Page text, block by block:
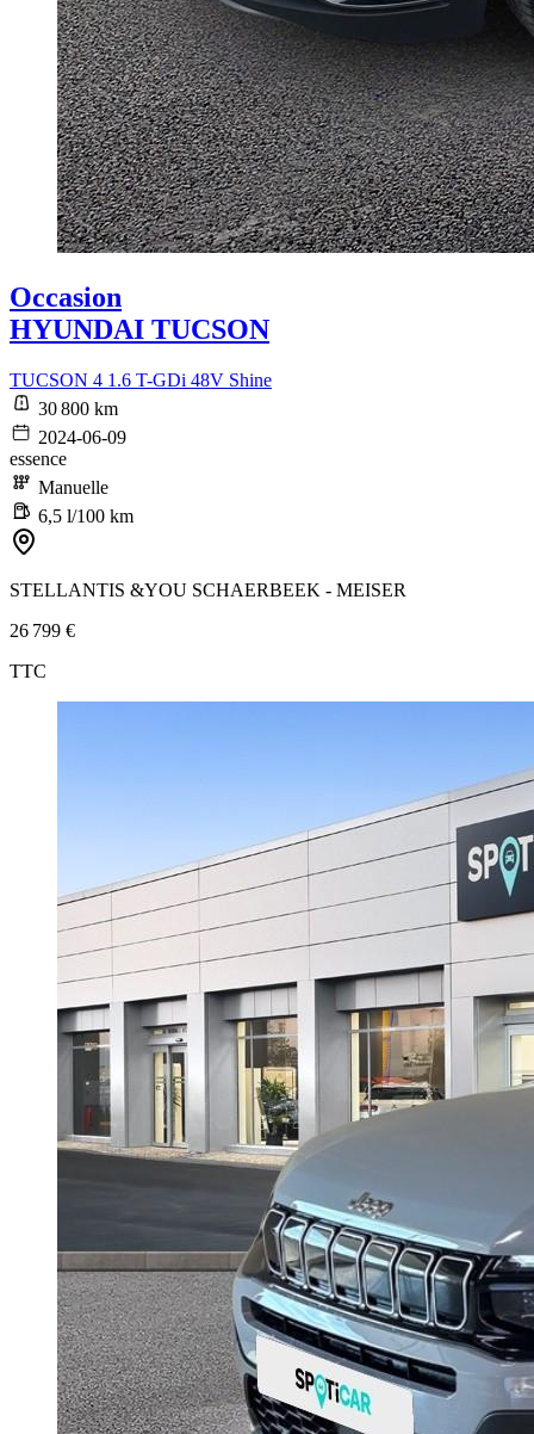
Occasion
HYUNDAI TUCSON
TUCSON 4 1.6 T-GDi 48V Shine
30 800 km
2024-06-09
essence
Manuelle
6,5 l/100 km
STELLANTIS &YOU SCHAERBEEK - MEISER
26 799 €
TTC